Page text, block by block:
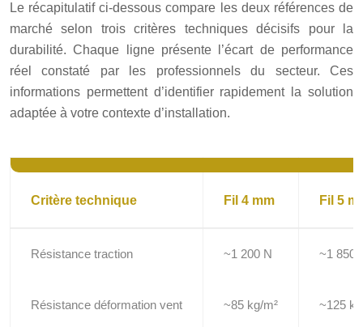
Le récapitulatif ci-dessous compare les deux références de
marché selon trois critères techniques décisifs pour la
durabilité. Chaque ligne présente l’écart de performance
réel constaté par les professionnels du secteur. Ces
informations permettent d’identifier rapidement la solution
adaptée à votre contexte d’installation.
Critère technique Fil 4 mm Fil 5
Résistance traction ~1 200 N ~1 850
Résistance déformation vent ~85 kg/m² ~125